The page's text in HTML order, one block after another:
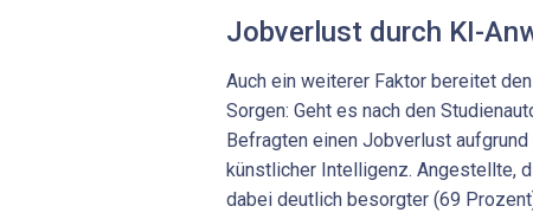
Jobverlust durch KI-
Auch ein weiterer Faktor bereitet
Sorgen: Geht es nach den
Befragten einen Jobverlust
künstlicher Intelligenz. Angestellte,
dabei deutlich besorgter (69